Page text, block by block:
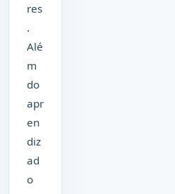
res
.
Alé
m
do
apr
en
diz
ad
o